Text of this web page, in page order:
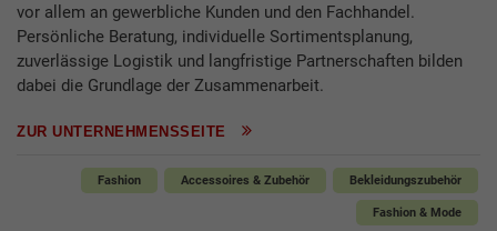
vor allem an gewerbliche Kunden und den Fachhandel.
Persönliche Beratung, individuelle Sortimentsplanung,
zuverlässige Logistik und langfristige Partnerschaften bilden
dabei die Grundlage der Zusammenarbeit.
ZUR UNTERNEHMENSSEITE
Fashion Accessoires & Zubehör Bekleidungszubehör
Fashion & Mode